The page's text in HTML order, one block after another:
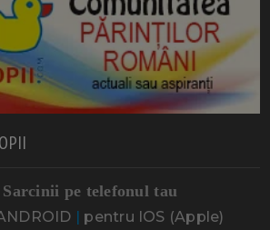
Sarcinii pe telefonul tau
| pentru IOS (Apple)